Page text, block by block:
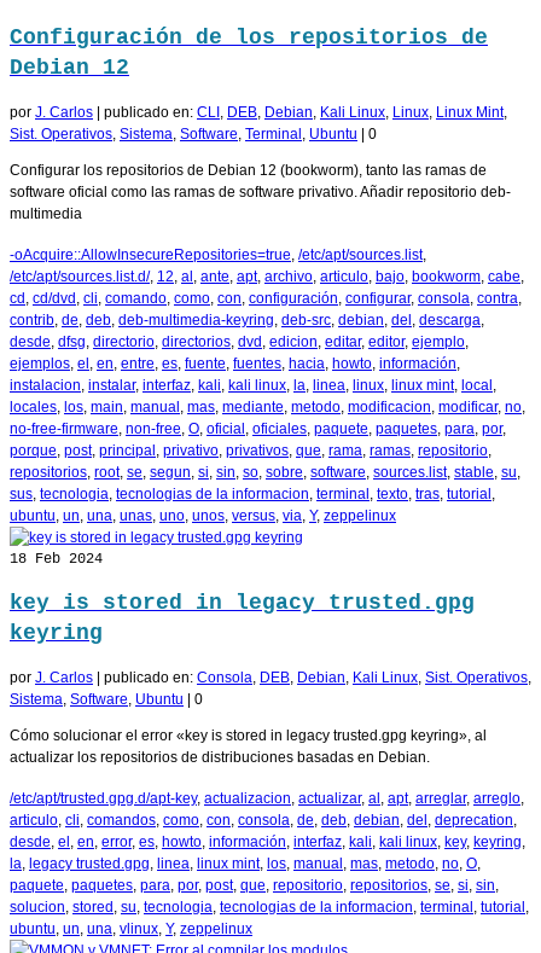
Configuración de los repositorios de
Debian 12
por J. Carlos publicado en: CLI , DEB, Debian, Kali Linux, Linux, Linux Mint,
Sist. Operativos, Sistema, Software, Terminal , Ubuntu 0
Configurar los repositorios de Debian 12 (bookworm), tanto las ramas de
software oficial como las ramas de software privativo. Añadir repositorio deb-
multimedia
-oAcquire::AllowInsecureRepositories=true, /etc/apt/sources.list,
/etc/apt/sources.list.d/, 12, al , ante, apt, archivo, articulo, bajo, bookworm, cabe,
cd , cd/dvd , cli, comando, como, con, configuración, configurar, consola, contra,
contrib, de, deb, deb-multimedia-keyring, deb-src, debian, del , descarga,
desde, dfsg, directorio, directorios, dvd , edicion, editar, editor, ejemplo,
ejemplos, el , en, entre, es, fuente, fuentes, hacia, howto, información,
instalacion, instalar, interfaz, kali, kali linux, la, linea, linux, linux mint, local ,
locales, los, main, manual , mas, mediante, metodo, modificacion, modificar, no,
no-free-firmware, non-free, O, oficial , oficiales, paquete, paquetes, para, por,
porque, post, principal , privativo, privativos, que, rama, ramas, repositorio,
repositorios, root, se, segun, si, sin, so, sobre, software, sources.list, stable, su,
sus, tecnologia, tecnologias de la informacion, terminal , texto, tras, tutorial ,
ubuntu, un, una, unas, uno, unos, versus, via, Y, zeppelinux
18 Feb 2024
key is stored in legacy trusted.gpg
keyring
por J. Carlos publicado en: Consola, DEB, Debian, Kali Linux, Sist. Operativos,
Sistema, Software, Ubuntu 0
Cómo solucionar el error «key is stored in legacy trusted.gpg keyring», al
actualizar los repositorios de distribuciones basadas en Debian.
/etc/apt/trusted.gpg.d/apt-key, actualizacion, actualizar, al , apt, arreglar, arreglo,
articulo, cli, comandos, como, con, consola, de, deb, debian, del , deprecation,
desde, el , en, error, es, howto, información, interfaz, kali, kali linux, key, keyring,
la, legacy trusted.gpg, linea, linux mint, los, manual , mas, metodo, no, O,
paquete, paquetes, para, por, post, que, repositorio, repositorios, se, si, sin,
solucion, stored , su, tecnologia, tecnologias de la informacion, terminal , tutorial ,
ubuntu, un, una, vlinux, Y, zeppelinux